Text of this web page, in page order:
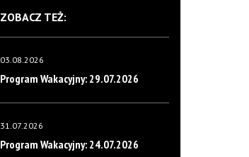
ZOBACZ TEŻ:
03.08.2026
Program Wakacyjny: 29.07.2026
31.07.2026
Program Wakacyjny: 24.07.2026